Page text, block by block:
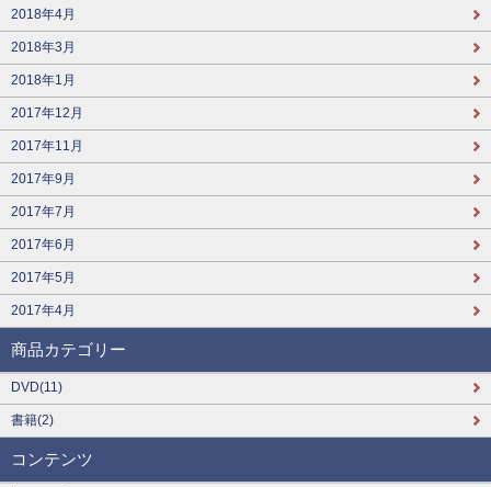
2018年4月
2018年3月
2018年1月
2017年12月
2017年11月
2017年9月
2017年7月
2017年6月
2017年5月
2017年4月
商品カテゴリー
DVD(11)
書籍(2)
コンテンツ